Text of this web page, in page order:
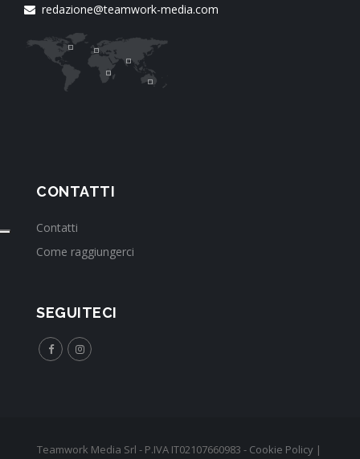
redazione@teamwork-media.com
CONTATTI
Contatti
Come raggiungerci
SEGUITECI
Teamwork Media Srl - P.IVA IT02107660983 - Cookie Policy|